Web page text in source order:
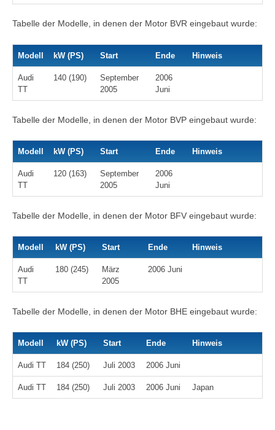
Tabelle der Modelle, in denen der Motor BVR eingebaut wurde:
Modell kW (PS) Start Ende Hinweis
Audi
TT
140 (190)
September
2005
2006
Juni
Tabelle der Modelle, in denen der Motor BVP eingebaut wurde:
Modell kW (PS) Start Ende Hinweis
Audi
TT
120 (163)
September
2005
2006
Juni
Tabelle der Modelle, in denen der Motor BFV eingebaut wurde:
Modell kW (PS) Start Ende Hinweis
Audi
TT
180 (245)
März
2005
2006 Juni
Tabelle der Modelle, in denen der Motor BHE eingebaut wurde:
Modell kW (PS) Start Ende Hinweis
Audi TT 184 (250) Juli 2003 2006 Juni
Audi TT 184 (250) Juli 2003 2006 Juni Japan